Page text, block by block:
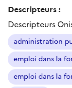
Descripteurs :
Descripteurs
administration
emploi dans la
emploi dans la